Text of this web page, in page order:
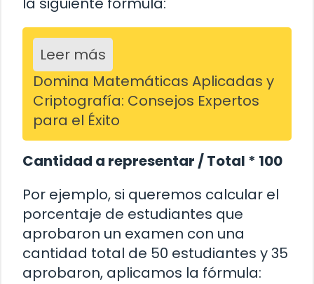
Leer más
Domina Matemáticas Aplicadas y
Criptografía: Consejos Expertos
para el Éxito
Cantidad a representar / Total * 100
Por ejemplo, si queremos calcular el
porcentaje de estudiantes que
aprobaron un examen con una
cantidad total de 50 estudiantes y 35
aprobaron, aplicamos la fórmula: